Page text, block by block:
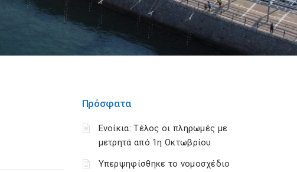
Πρόσφατα
Ενοίκια: Τέλος οι πληρωμές με
μετρητά από 1η Οκτωβρίου
Υπερψηφίσθηκε το νομοσχέδιο